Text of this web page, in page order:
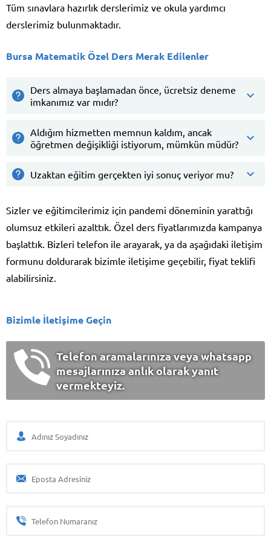
Tüm sınavlara hazırlık derslerimiz ve okula yardımcı
derslerimiz bulunmaktadır.
Bursa Matematik Özel Ders Merak Edilenler
Ders almaya başlamadan önce, ücretsiz deneme
imkanımız var mıdır?
Aldığım hizmetten memnun kaldım, ancak
öğretmen değişikliği istiyorum, mümkün müdür?
Uzaktan eğitim gerçekten iyi sonuç veriyor mu?
Sizler ve eğitimcilerimiz için pandemi döneminin yarattığı
olumsuz etkileri azalttık. Özel ders fiyatlarımızda kampanya
başlattık. Bizleri telefon ile arayarak, ya da aşağıdaki iletişim
formunu doldurarak bizimle iletişime geçebilir, fiyat teklifi
alabilirsiniz.
Bizimle İletişime Geçin
Telefon aramalarınıza veya whatsapp
mesajlarınıza anlık olarak yanıt
vermekteyiz.